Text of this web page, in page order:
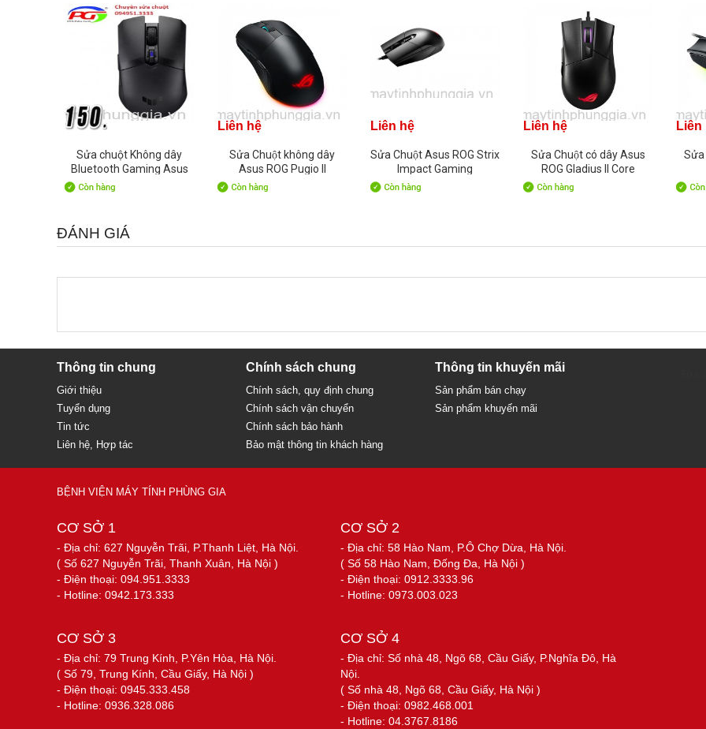
Sửa chuột Không dây
Bluetooth Gaming Asus
TUF M4 Wireless
Liên hệ
Sửa Chuột không dây
Asus ROG Pugio II
Liên hệ
Sửa Chuột Asus ROG Strix
Impact Gaming
Liên hệ
Sửa Chuột có dây Asus
ROG Gladius II Core
Liên
Sửa
ĐÁNH GIÁ
Thông tin chung
Giới thiệu
Tuyển dụng
Tin tức
Liên hệ, Hợp tác
Chính sách chung
Chính sách, quy định chung
Chính sách vận chuyển
Chính sách bảo hành
Bảo mật thông tin khách hàng
Thông tin khuyến mãi
Sản phẩm bán chạy
Sản phẩm khuyến mãi
BỆNH VIỆN MÁY TÍNH PHÙNG GIA
CƠ SỞ 1
- Địa chỉ: 627 Nguyễn Trãi, P.Thanh Liệt, Hà Nội.
( Số 627 Nguyễn Trãi, Thanh Xuân, Hà Nội )
- Điện thoại: 094.951.3333
- Hotline: 0942.173.333
CƠ SỞ 2
- Địa chỉ: 58 Hào Nam, P.Ô Chợ Dừa, Hà Nội.
( Số 58 Hào Nam, Đống Đa, Hà Nội )
- Điện thoại: 0912.3333.96
- Hotline: 0973.003.023
CƠ SỞ 3
- Địa chỉ: 79 Trung Kính, P.Yên Hòa, Hà Nội.
( Số 79, Trung Kính, Cầu Giấy, Hà Nội )
- Điện thoại: 0945.333.458
- Hotline: 0936.328.086
CƠ SỞ 4
- Địa chỉ: Số nhà 48, Ngõ 68, Cầu Giấy, P.Nghĩa Đô, Hà
Nội.
( Số nhà 48, Ngõ 68, Cầu Giấy, Hà Nội )
- Điện thoại: 0982.468.001
- Hotline: 04.3767.8186